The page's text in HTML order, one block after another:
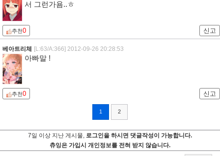
서 그런가욤..ㅎ
추천0 신고
베아트리체 [L:63/A:366] 2012-09-26 20:28:53
아빠말 !
추천0 신고
1 2
7일 이상 지난 게시물, 로그인을 하시면 댓글작성이 가능합니다.
츄잉은 가입시 개인정보를 전혀 받지 않습니다.